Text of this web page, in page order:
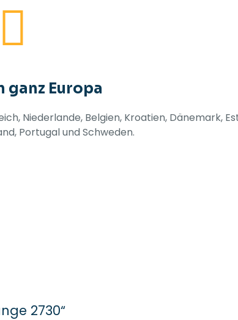
ganz Europa
Niederlande, Belgien, Kroatien, Dänemark,
Portugal und Schweden.
2730“